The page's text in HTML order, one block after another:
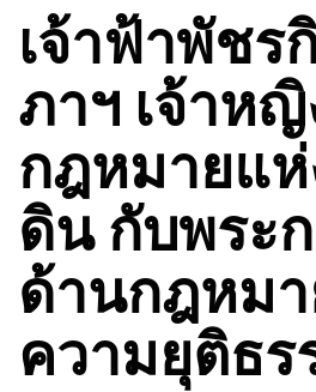
เจ้าฟ้าพัชร
ภาฯ เจ้าห
กฎหมายแ
ดิน กับพระ
ด้านกฎหม
ความยุติธร